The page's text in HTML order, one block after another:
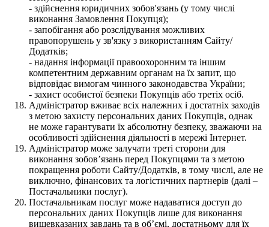
- здійснення юридичних зобов'язань (у тому числі
виконання Замовлення Покупця);
- запобігання або розслідування можливих
правопорушень у зв'язку з використанням Сайту/
Додатків;
- надання інформації правоохоронним та іншим
компетентним державним органам на їх запит, що
відповідає вимогам чинного законодавства України;
- захист особистої безпеки Покупців або третіх осіб.
Адміністратор вживає всіх належних і достатніх заходів
з метою захисту персональних даних Покупців, однак
не може гарантувати їх абсолютну безпеку, зважаючи на
особливості здійснення діяльності в мережі Інтернет.
Адміністратор може залучати треті сторони для
виконання зобов’язань перед Покупцями та з метою
покращення роботи Сайту/Додатків, в тому числі, але не
виключно, фінансових та логістичних партнерів (далі –
Постачальники послуг).
Постачальникам послуг може надаватися доступ до
персональних даних Покупців лише для виконання
вищевказаних завдань та в об’ємі, достатньому для їх